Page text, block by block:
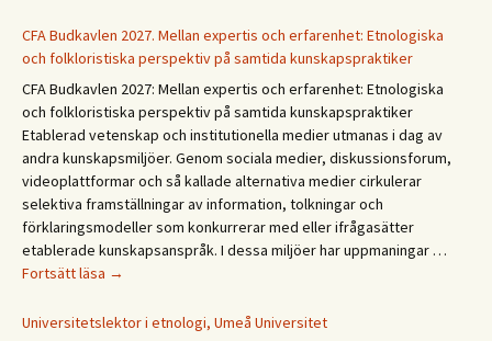
i
dialog
CFA Budkavlen 2027. Mellan expertis och erfarenhet: Etnologiska
och folkloristiska perspektiv på samtida kunskapspraktiker
CFA Budkavlen 2027: Mellan expertis och erfarenhet: Etnologiska
och folkloristiska perspektiv på samtida kunskapspraktiker
Etablerad vetenskap och institutionella medier utmanas i dag av
andra kunskapsmiljöer. Genom sociala medier, diskussionsforum,
videoplattformar och så kallade alternativa medier cirkulerar
selektiva framställningar av information, tolkningar och
förklaringsmodeller som konkurrerar med eller ifrågasätter
etablerade kunskapsanspråk. I dessa miljöer har uppmaningar …
Fortsätt läsa CFA
2027.
→
Universitetslektor i etnologi, Umeå Universitet